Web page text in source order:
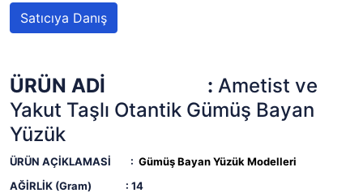
Satıcıya Danış
ÜRÜN ADİ : Ametist ve
Yakut Taşlı Otantik Gümüş Bayan
Yüzük
ÜRÜN AÇİKLAMASİ : Gümüş Bayan Yüzük Modelleri
AĞİRLİK (Gram) : 14